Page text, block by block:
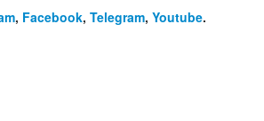
, Facebook, Telegram, Youtube.